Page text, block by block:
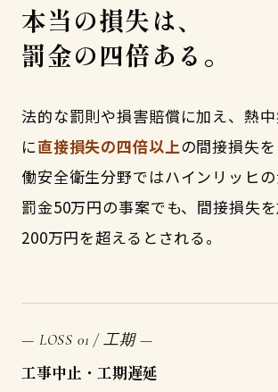
本当の損失は、
罰金の四倍ある。
法的な罰則や損害賠償に加え、熱
に直接損失の四倍以上の間接損失
働安全衛生分野ではハインリッヒの
罰金50万円の事案でも、間接損失
200万円を超えるとされる。
— LOSS 01 / 工期 —
工事中止・工期遅延